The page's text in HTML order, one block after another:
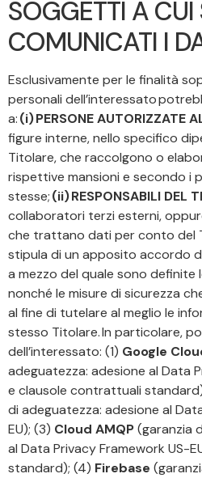
SOGGETTI A
COMUNICATI I
Esclusivamente per le finalità
personali dell’interessato
a:(i) PERSONE AUTORIZZATE
figure interne, nello specifico
Titolare, che raccolgono o
rispettive mansioni e secondo i
stesse;(ii) RESPONSABILI DEL
collaboratori terzi esterni,
che trattano dati per conto del
stipula di un apposito accordo
a mezzo del quale sono definite
nonché le misure di sicurezza
al fine di tutelare al meglio le
stesso Titolare. In particolare,
dell’interessato: (1) Google
adeguatezza: adesione al Data
e clausole contrattuali
di adeguatezza: adesione al
EU); (3) Cloud AMQP(garanzia
al Data Privacy Framework US-
standard); (4) Firebase